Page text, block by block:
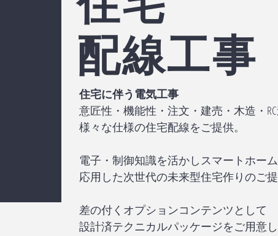
​配線工事
住宅に伴う電気工事
意匠性・機能性・注文・建売・木造・
様々な仕様の住宅配線をご提供。
電子・制御知識を活かしスマートホーム
応用した次世代の未来型住宅作りのご提
差の付くオプションコンテンツとして
設計済テクニカルパッケージをご用意し